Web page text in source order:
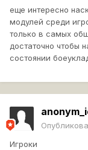
еще интересно
модулей среди
только в самых
достаточно чтобы
состоянии
Игроки